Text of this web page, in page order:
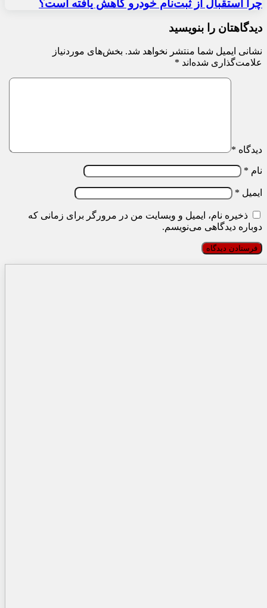
چرا استقبال از ثبت‌نام خودرو کاهش یافته است؟
دیدگاهتان را بنویسید
نشانی ایمیل شما منتشر نخواهد شد. بخش‌های موردنیاز
علامت‌گذاری شده‌اند *
دیدگاه *
نام *
ایمیل *
ذخیره نام، ایمیل و وبسایت من در مرورگر برای زمانی که
دوباره دیدگاهی می‌نویسم.